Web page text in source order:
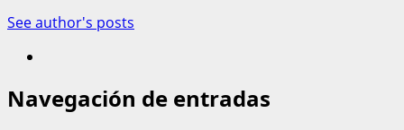
See author's posts
Navegación de entradas